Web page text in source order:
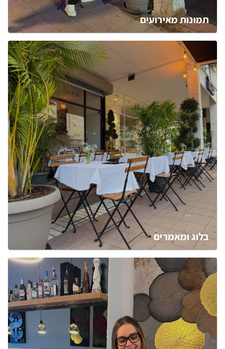
תמונות מאירועים
בלוג ומאמרים